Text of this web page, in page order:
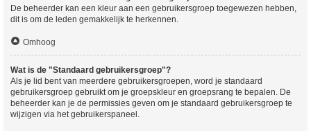
De beheerder kan een kleur aan een gebruikersgroep toegewezen hebben,
dit is om de leden gemakkelijk te herkennen.
Omhoog
Wat is de "Standaard gebruikersgroep"?
Als je lid bent van meerdere gebruikersgroepen, word je standaard
gebruikersgroep gebruikt om je groepskleur en groepsrang te bepalen. De
beheerder kan je de permissies geven om je standaard gebruikersgroep te
wijzigen via het gebruikerspaneel.